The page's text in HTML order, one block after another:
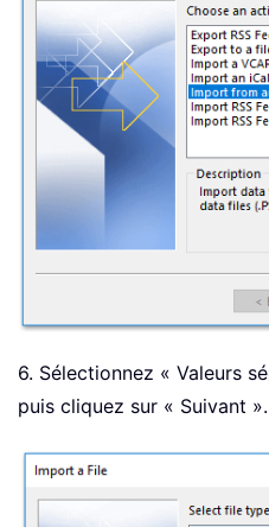
6. Sélectionnez « Valeurs
puis cliquez sur « Suivant ».